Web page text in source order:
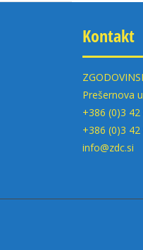
Kontakt
Prešernova
+386 (0)3
+386 (0)3 42
info@zdc.si